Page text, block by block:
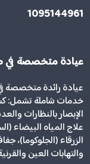
1095144961
عيادة متخصصة
عيادة رائدة متخصصة
خدمات شاملة تشمل:
الإبصار بالنظارات
علاج المياه البيضاء
الزرقاء (الجلوكوما)،
والتهابات العين